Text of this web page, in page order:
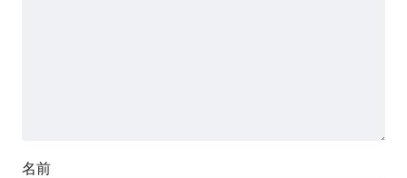
名前